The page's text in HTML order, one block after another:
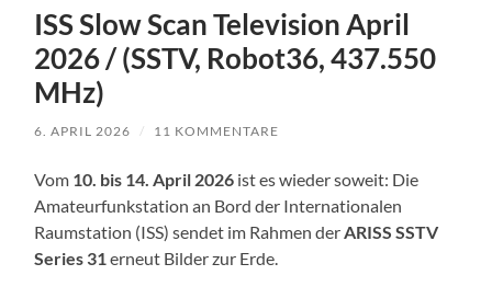
ISS Slow Scan Television April
2026 / (SSTV, Robot36, 437.550
MHz)
6. APRIL 2026 / 11 KOMMENTARE
Vom 10. bis 14. April 2026 ist es wieder soweit: Die
Amateurfunkstation an Bord der Internationalen
Raumstation (ISS) sendet im Rahmen derARISS SSTV
Series 31erneut Bilder zur Erde.